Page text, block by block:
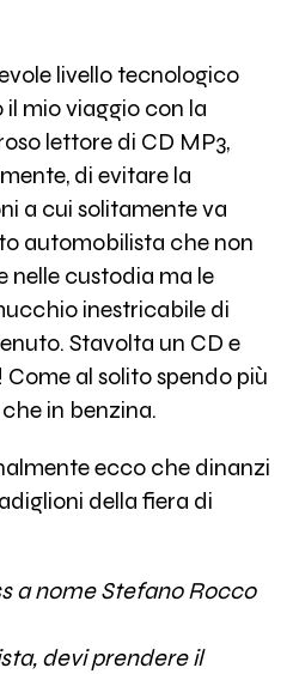
livello tecnologico
mio viaggio con la
lettore di CD MP3,
di evitare la
a cui solitamente va
automobilista che non
nelle custodia ma le
inestricabile di
Stavolta un CD e
al solito spendo più
in benzina.
ecco che dinanzi
della fiera di
a nome Stefano Rocco
devi prendere il